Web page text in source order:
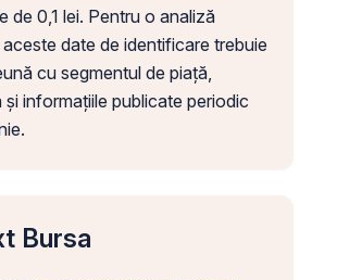
de 0,1 lei. Pentru o analiză
date de identificare trebuie
cu segmentul de piață,
și informațiile publicate periodic
Bursa